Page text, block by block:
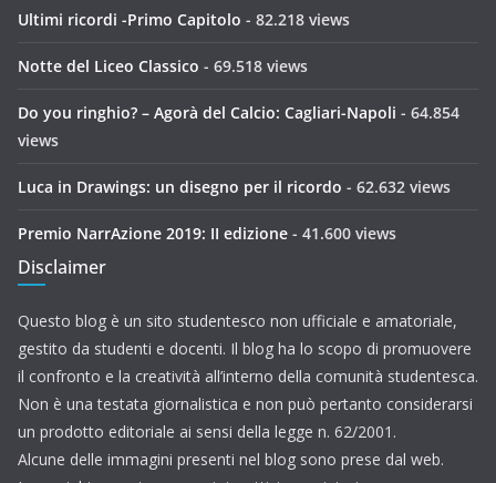
Ultimi ricordi -Primo Capitolo - 82.218 views
Notte del Liceo Classico - 69.518 views
Do you ringhio? – Agorà del Calcio: Cagliari-Napoli - 64.854
views
Luca in Drawings: un disegno per il ricordo - 62.632 views
Premio NarrAzione 2019: II edizione - 41.600 views
Disclaimer
Questo blog è un sito studentesco non ufficiale e amatoriale,
gestito da studenti e docenti. Il blog ha lo scopo di promuovere
il confronto e la creatività all’interno della comunità studentesca.
Non è una testata giornalistica e non può pertanto considerarsi
un prodotto editoriale ai sensi della legge n. 62/2001.
Alcune delle immagini presenti nel blog sono prese dal web.